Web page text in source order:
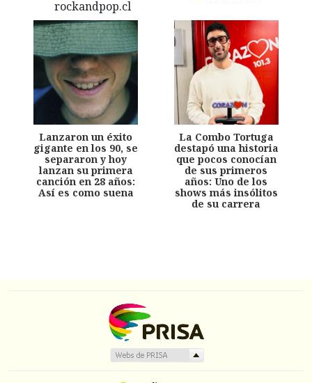
Lanzaron un éxito
gigante en los 90, se
separaron y hoy
lanzan su primera
canción en 28 años:
Así es como suena
La Combo Tortuga
destapó una historia
que pocos conocían
de sus primeros
años: Uno de los
shows más insólitos
de su carrera